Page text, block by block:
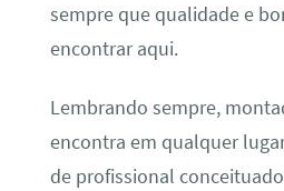
sempre que qualidade e
encontrar aqui.
Lembrando sempre,
encontra em qualquer
de profissional